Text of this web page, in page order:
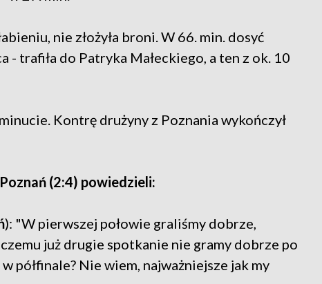
nie złożyła broni. W 66. min. dosyć
- trafiła do Patryka Małeckiego, a ten z ok. 10
Kontrę drużyny z Poznania wykończył
(2:4) powiedzieli:
): "W pierwszej połowie graliśmy dobrze,
już drugie spotkanie nie gramy dobrze po
półfinale? Nie wiem, najważniejsze jak my